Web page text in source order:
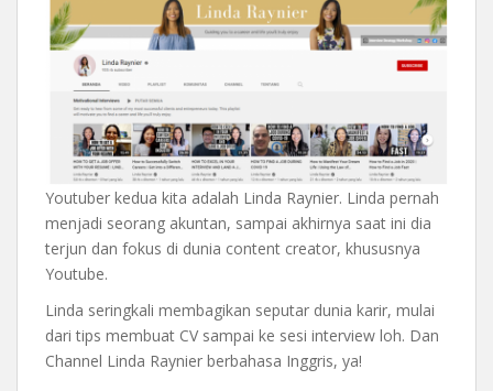
Youtuber kedua kita adalah Linda Raynier. Linda pernah
menjadi seorang akuntan, sampai akhirnya saat ini dia
terjun dan fokus di dunia content creator, khususnya
Youtube.
Linda seringkali membagikan seputar dunia karir, mulai
dari tips membuat CV sampai ke sesi interview loh. Dan
Channel Linda Raynier berbahasa Inggris, ya!